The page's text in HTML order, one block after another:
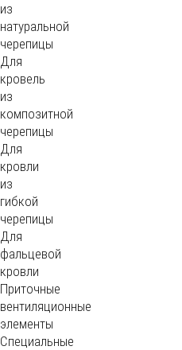
из
натуральной
черепицы
Для
кровель
из
композитной
черепицы
Для
кровли
из
гибкой
черепицы
Для
фальцевой
кровли
Приточные
вентиляционные
элементы
Специальные